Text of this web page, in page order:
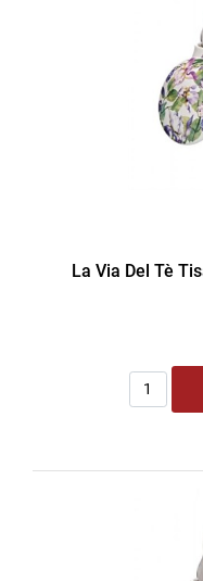
La Via Del Tè
Quantità